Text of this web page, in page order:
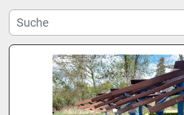
Hersteller
Sortieren nach